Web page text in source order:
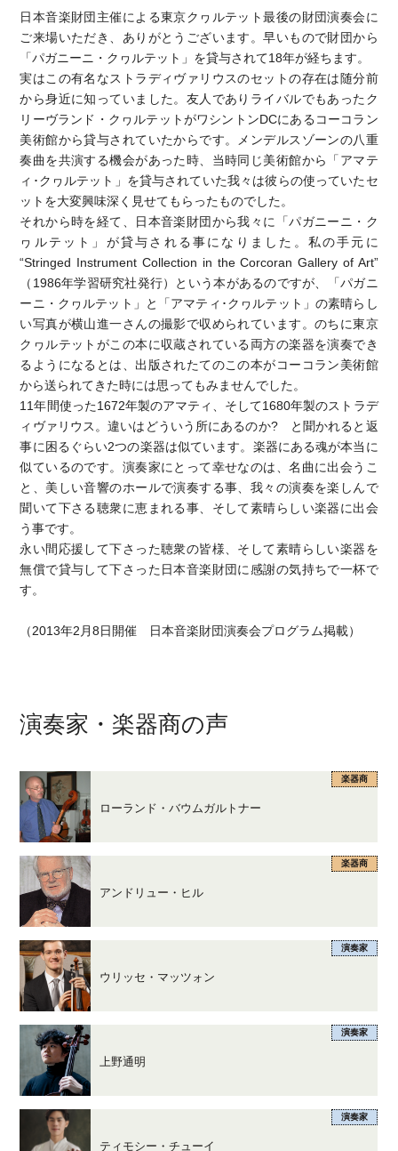
日本音楽財団主催による東京クヮルテット最後の財団演奏会に
ご来場いただき、ありがとうございます。早いもので財団から
「パガニーニ・クヮルテット」を貸与されて18年が経ちます。
実はこの有名なストラディヴァリウスのセットの存在は随分前
から身近に知っていました。友人でありライバルでもあったク
リーヴランド・クヮルテットがワシントンDCにあるコーコラン
美術館から貸与されていたからです。メンデルスゾーンの八重
奏曲を共演する機会があった時、当時同じ美術館から「アマテ
ィ･クヮルテット」を貸与されていた我々は彼らの使っていたセ
ットを大変興味深く見せてもらったものでした。
それから時を経て、日本音楽財団から我々に「パガニーニ・ク
ヮルテット」が貸与される事になりました。私の手元に
“Stringed Instrument Collection in the Corcoran Gallery of Art”
（1986年学習研究社発行）という本があるのですが、「パガニ
ーニ・クヮルテット」と「アマティ･クヮルテット」の素晴らし
い写真が横山進一さんの撮影で収められています。のちに東京
クヮルテットがこの本に収蔵されている両方の楽器を演奏でき
るようになるとは、出版されたてのこの本がコーコラン美術館
から送られてきた時には思ってもみませんでした。
11年間使った1672年製のアマティ、そして1680年製のストラデ
ィヴァリウス。違いはどういう所にあるのか? と聞かれると返
事に困るぐらい2つの楽器は似ています。楽器にある魂が本当に
似ているのです。演奏家にとって幸せなのは、名曲に出会うこ
と、美しい音響のホールで演奏する事、我々の演奏を楽しんで
聞いて下さる聴衆に恵まれる事、そして素晴らしい楽器に出会
う事です。
永い間応援して下さった聴衆の皆様、そして素晴らしい楽器を
無償で貸与して下さった日本音楽財団に感謝の気持ちで一杯で
す。
（2013年2月8日開催 日本音楽財団演奏会プログラム掲載）
演奏家・楽器商の声
楽器商
ローランド・バウムガルトナー
楽器商
アンドリュー・ヒル
演奏家
ウリッセ・マッツォン
演奏家
上野通明
演奏家
ティモシー・チューイ